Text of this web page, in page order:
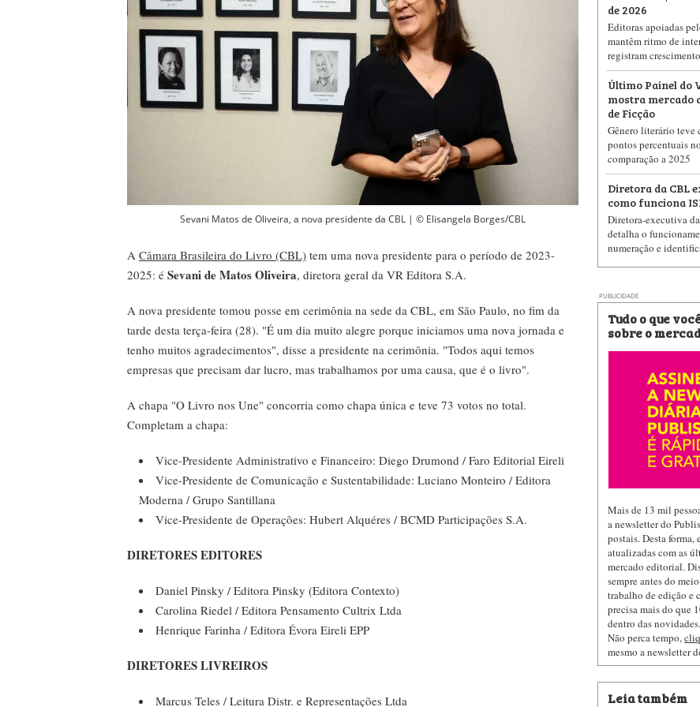
Sevani Matos de Oliveira, a nova presidente da CBL | © Elisangela Borges/CBL
A Câmara Brasileira do Livro (CBL) tem uma nova presidente para o período de 2023-
2025: é Sevani de Matos Oliveira, diretora geral da VR Editora S.A.
A nova presidente tomou posse em cerimônia na sede da CBL, em São Paulo, no fim da
tarde desta terça-feira (28). "É um dia muito alegre porque iniciamos uma nova jornada e
tenho muitos agradecimentos", disse a presidente na cerimônia. "Todos aqui temos
empresas que precisam dar lucro, mas trabalhamos por uma causa, que é o livro".
A chapa "O Livro nos Une" concorria como chapa única e teve 73 votos no total.
Completam a chapa:
Vice-Presidente Administrativo e Financeiro: Diego Drumond / Faro Editorial Eireli
Vice-Presidente de Comunicação e Sustentabilidade: Luciano Monteiro / Editora
Moderna / Grupo Santillana
Vice-Presidente de Operações: Hubert Alquéres / BCMD Participações S.A.
DIRETORES EDITORES
Daniel Pinsky / Editora Pinsky (Editora Contexto)
Carolina Riedel / Editora Pensamento Cultrix Ltda
Henrique Farinha / Editora Évora Eireli EPP
DIRETORES LIVREIROS
Marcus Teles / Leitura Distr. e Representações Ltda
de 2026
Editoras apoiadas
mantêm ritmo de
registram
Último Painel do
mostra mercado
de Ficção
Gênero literário teve
pontos percentuais
comparação a 2025
Diretora da CBL
como funciona
Diretora-executiva
detalha o
numeração e
PUBLICIDADE
Tudo o que
sobre o
Mais de 13 mil
a newsletter do
postais. Desta forma,
atualizadas com as
mercado editorial.
sempre antes do
trabalho de edição e
precisa mais do que
dentro das
Não perca tempo,
mesmo a newsletter
Leia também